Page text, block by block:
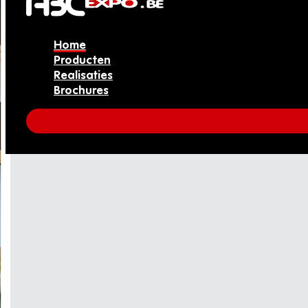
Home
Producten
Realisaties
Brochures